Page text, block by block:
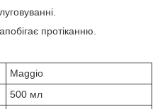
протіканню.
Maggio
500 мл